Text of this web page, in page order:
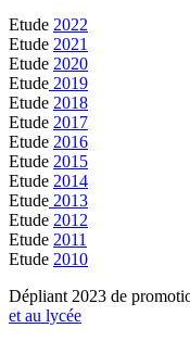
Etude 2022
Etude 2021
Etude 2020
Etude 2019
Etude 2018
Etude 2017
Etude 2016
Etude 2015
Etude 2014
Etude 2013
Etude 2012
Etude 2011
Etude 2010
Dépliant 2023 de
et au lycée